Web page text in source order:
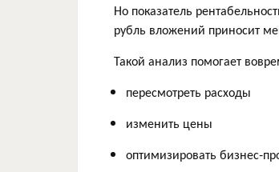
Но показатель
рубль вложений приносит
Такой анализ помогает
пересмотреть расходы
изменить цены
оптимизировать бизнес-